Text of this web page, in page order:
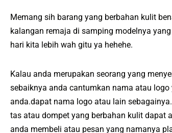
Memang sih barang yang berbahan kulit
kalangan remaja di samping modelnya
hari kita lebih wah gitu ya hehehe.
Kalau anda merupakan seorang yang
sebaiknya anda cantumkan nama atau
anda.dapat nama logo atau lain
tas atau dompet yang berbahan kulit dapat
anda membeli atau pesan yang namanya